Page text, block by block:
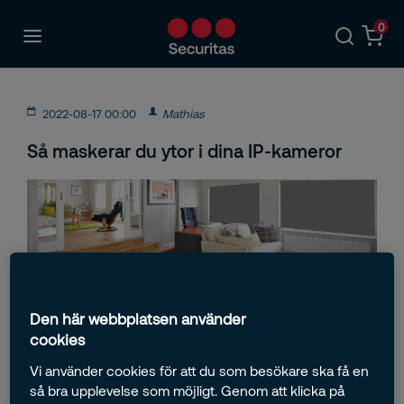
0
2022-08-17 00:00 Mathias
Så maskerar du ytor i dina IP-kameror
kanske du vill kunna maskera bort vissa delar av
utanför din tomt, men det kan också vara så att man
helt enkelt vill att vissa ytor inte ska kunna
Den här webbplatsen använder
cookies
Vi använder cookies för att du som besökare ska få en
så bra upplevelse som möjligt. Genom att klicka på